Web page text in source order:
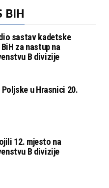
BIH
sastav kadetske
za nastup na
B divizije
u Hrasnici 20.
12. mjesto na
B divizije